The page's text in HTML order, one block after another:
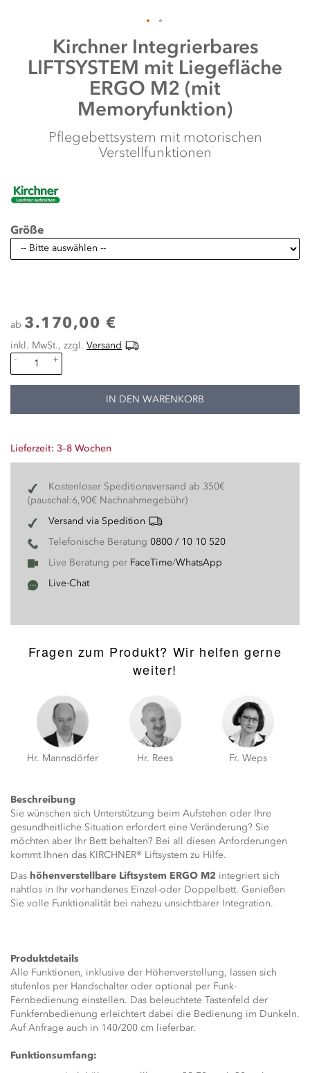
Kirchner Integrierbares
LIFTSYSTEM mit Liegefläche
ERGO M2 (mit
Memoryfunktion)
Pflegebettsystem mit motorischen
Verstellfunktionen
Größe
ab 3.170,00 €
inkl. MwSt., zzgl. Versand
-
+
IN DEN WARENKORB
Lieferzeit: 3–8 Wochen
Kostenloser Speditionsversand ab 350€
(pauschal:6,90€ Nachnahmegebühr)
Versand via Spedition
Telefonische Beratung 0800 / 10 10 520
Live Beratung per FaceTime/WhatsApp
Live-Chat
Fragen zum Produkt? Wir helfen gerne
weiter!
Hr. Mannsdörfer Hr. Rees Fr. Weps
Beschreibung
Sie wünschen sich Unterstützung beim Aufstehen oder Ihre
gesundheitliche Situation erfordert eine Veränderung? Sie
möchten aber Ihr Bett behalten? Bei all diesen Anforderungen
kommt Ihnen das KIRCHNER® Liftsystem zu Hilfe.
Das höhenverstellbare Liftsystem ERGO M2 integriert sich
nahtlos in Ihr vorhandenes Einzel-oder Doppelbett. Genießen
Sie volle Funktionalität bei nahezu unsichtbarer Integration.
Produktdetails
Alle Funktionen, inklusive der Höhenverstellung, lassen sich
stufenlos per Handschalter oder optional per Funk-
Fernbedienung einstellen. Das beleuchtete Tastenfeld der
Funkfernbedienung erleichtert dabei die Bedienung im Dunkeln.
Auf Anfrage auch in 140/200 cm lieferbar.
Funktionsumfang: